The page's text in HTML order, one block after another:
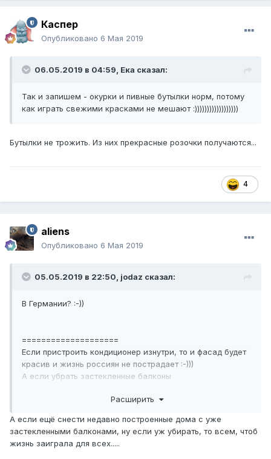
Каспер
Опубликовано 6 Мая 2019
06.05.2019 в 04:59, Ека сказал:
Так и запишем - окурки и пивные бутылки норм, потому
как играть свежими красками не мешают :))))))))))))))))))
Бутылки не трожить. Из них прекрасные розочки получаются...
4
aliens
Опубликовано 6 Мая 2019
05.05.2019 в 22:50, jodaz сказал:
В Германии? :-))
====================
Если пристроить кондиционер изнутри, то и фасад будет
красив и жизнь россиян не пострадает :-)))
А если убрать застекленные балконы
заиграет свежими красками :-)))
Расширить
А если ещё снести недавно построенные дома с уже
застекленными балконами, ну если уж убирать, то всем, чтоб
жизнь заиграла для всех.....